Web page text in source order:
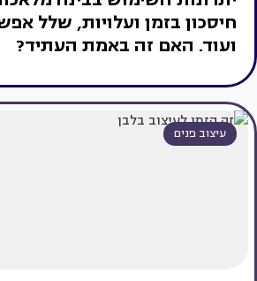
חיסכון בזמן ועלויות, שלל
ועוד. האם זה באמת העתיד?
עיצוב פנים